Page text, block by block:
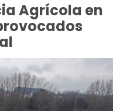
Agrícola en